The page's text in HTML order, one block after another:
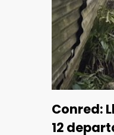
Conred:
12